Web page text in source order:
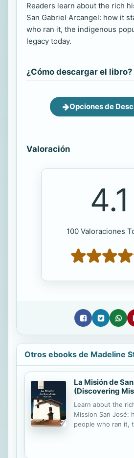
Readers learn about the rich
San Gabriel Arcangel: how it
who ran it, the indigenous
legacy today.
¿Cómo descargar el libro?
Opciones de
Valoración
4.1
100 Valoraciones
Otros ebooks de Madeline
La Misión de
(Discovering
Learn about the
Mission San José:
people who ran it,
population, and